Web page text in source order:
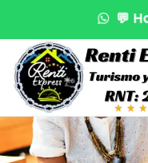
¡Reserva
💬